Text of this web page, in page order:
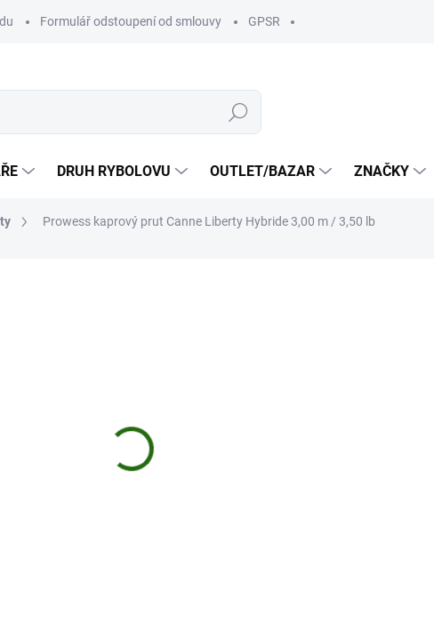
Formulář odstoupení od smlouvy GPSR
Hledat
DRUH RYBOLOVU OUTLET/BAZAR ZNAČKY
Prowess kaprový prut Canne Liberty Hybride 3,00 m / 3,50 lb